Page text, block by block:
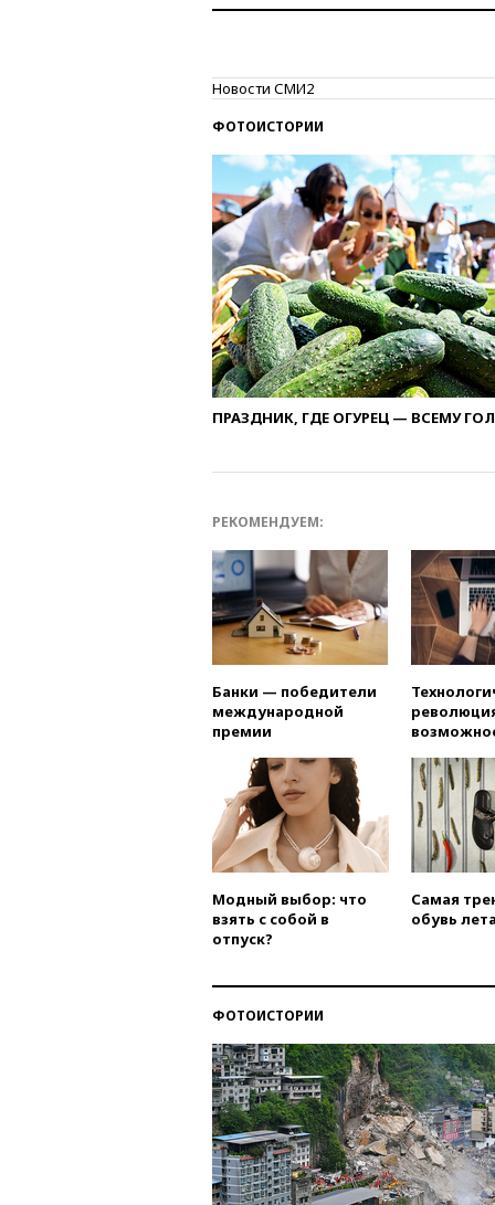
Новости СМИ2
ФОТОИСТОРИИ
ПРАЗДНИК, ГДЕ ОГУРЕЦ — ВСЕМУ
РЕКОМЕНДУЕМ:
Банки — победители
международной
премии
Модный выбор: что
взять с собой в
отпуск?
Самая
обувь
ФОТОИСТОРИИ